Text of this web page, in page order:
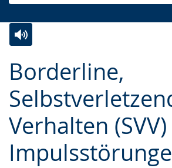
Borderline,
Verhalten
Leichten
Sprache
wechseln.
Audio-
Unterstützung.
Video
in
Deutscher
Gebärdensprache
angezeigt.